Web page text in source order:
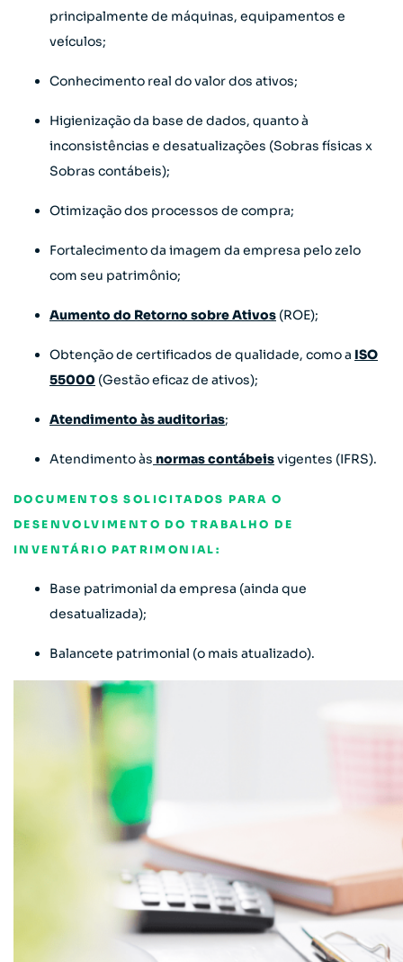
principalmente de máquinas, equipamentos e
veículos;
Conhecimento real do valor dos ativos;
Higienização da base de dados, quanto à
inconsistências e desatualizações (Sobras físicas x
Sobras contábeis);
Otimização dos processos de compra;
Fortalecimento da imagem da empresa pelo zelo
com seu patrimônio;
Aumento do Retorno sobre Ativos (ROE);
Obtenção de certificados de qualidade, como a ISO
55000 (Gestão eficaz de ativos);
Atendimento às auditorias;
Atendimento às normas contábeisvigentes (IFRS).
DOCUMENTOS SOLICITADOS PARA O
DESENVOLVIMENTO DO TRABALHO DE
INVENTÁRIO PATRIMONIAL:
Base patrimonial da empresa (ainda que
desatualizada);
Balancete patrimonial (o mais atualizado).